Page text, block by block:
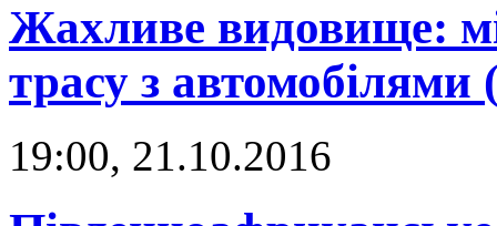
Жахливе видовище:
трасу з
19:00, 21.10.2016